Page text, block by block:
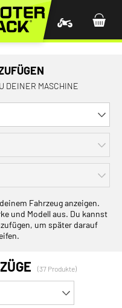
DEINER MASCHINE
Fahrzeug anzeigen.
und Modell aus. Du kannst
um später darauf
(37 Produkte)